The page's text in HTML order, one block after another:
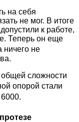
на себя
не мог. В итоге
к работе,
Теперь он еще
ничего не
сложности
опорой стали